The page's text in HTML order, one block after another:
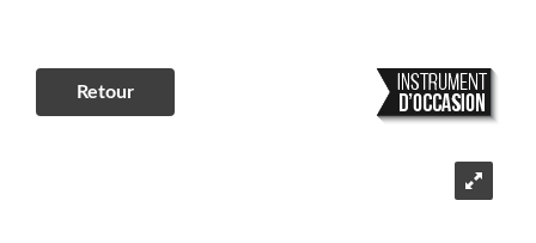
Retour